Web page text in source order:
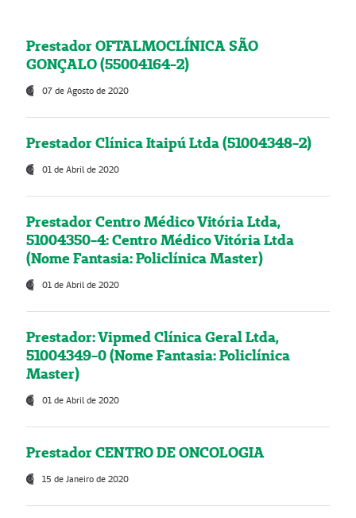
Prestador OFTALMOCLÍNICA SÃO
GONÇALO (55004164-2)
07 de Agosto de 2020
Prestador Clínica Itaipú Ltda (51004348-2)
01 de Abril de 2020
Prestador Centro Médico Vitória Ltda,
51004350-4: Centro Médico Vitória Ltda
(Nome Fantasia: Policlínica Master)
01 de Abril de 2020
Prestador: Vipmed Clínica Geral Ltda,
51004349-0 (Nome Fantasia: Policlínica
Master)
01 de Abril de 2020
Prestador CENTRO DE ONCOLOGIA
15 de Janeiro de 2020